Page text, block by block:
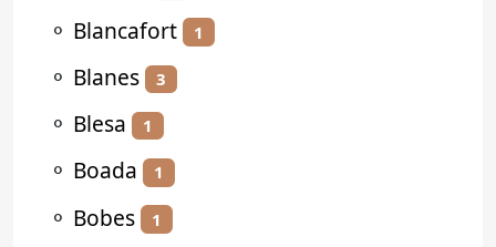
⚬ Blancafort 1
⚬ Blanes 3
⚬ Blesa 1
⚬ Boada 1
⚬ Bobes 1